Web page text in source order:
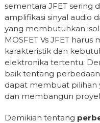
sementara JFET sering
amplifikasi sinyal audio
yang membutuhkan
MOSFET Vs JFET
karakteristik dan
elektronika tertentu.
baik tentang
dapat membuat pilihan
dan membangun
Demikian tentang